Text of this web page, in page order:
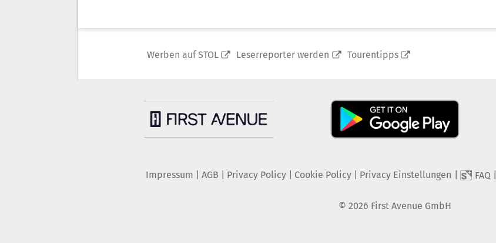
Werben auf STOL Leserreporter werden Tourentipps
Impressum AGB Privacy Policy| Cookie Policy| Privacy Einstellungen FAQ
© 2026 First Avenue GmbH